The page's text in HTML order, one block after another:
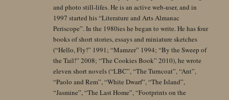
and photo still-lifes. He is an active web-user, and in
1997 started his “Literature and Arts Almanac
Periscope”. In the 1980ies he began to write. He has four
books of short stories, essays and miniature sketches
(“Hello, Fly!” 1991; “Mamzer” 1994; “By the Sweep of
the Tail!” 2008; “The Cookies Book” 2010), he wrote
eleven short novels (“LBC”, “The Turncoat”, “Ant”,
“Paolo and Rem”, “White Dwarf”, “The Island”,
“Jasmine”, “The Last Home”, “Footprints on the